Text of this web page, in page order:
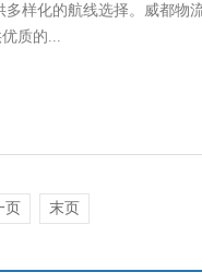
样化的航线选择。威都物
质的...
页 末页